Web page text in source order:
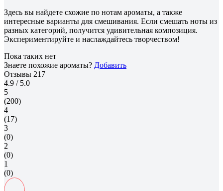
Здесь вы найдете схожие по нотам ароматы, а также
интересные варианты для смешивания. Если смешать ноты из
разных категорий, получится удивительная композиция.
Экспериментируйте и наслаждайтесь творчеством!
Пока таких нет
Знаете похожие ароматы? Добавить
Отзывы 217
4.9 / 5.0
5
(200)
4
(17)
3
(0)
2
(0)
1
(0)